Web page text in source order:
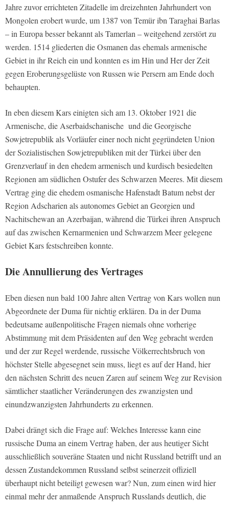
Jahre zuvor errichteten Zitadelle im dreizehnten Jahrhundert von
Mongolen erobert wurde, um 1387 von Temür ibn Taraghai Barlas
– in Europa besser bekannt als Tamerlan – weitgehend zerstört zu
werden. 1514 gliederten die Osmanen das ehemals armenische
Gebiet in ihr Reich ein und konnten es im Hin und Her der Zeit
gegen Eroberungsgelüste von Russen wie Persern am Ende doch
behaupten.
In eben diesem Kars einigten sich am 13. Oktober 1921 die
Armenische, die Aserbaidschanische und die Georgische
Sowjetrepublik als Vorläufer einer noch nicht gegründeten Union
der Sozialistischen Sowjetrepubliken mit der Türkei über den
Grenzverlauf in den ehedem armenisch und kurdisch besiedelten
Regionen am südlichen Ostufer des Schwarzen Meeres. Mit diesem
Vertrag ging die ehedem osmanische Hafenstadt Batum nebst der
Region Adscharien als autonomes Gebiet an Georgien und
Nachitschewan an Azerbaijan, während die Türkei ihren Anspruch
auf das zwischen Kernarmenien und Schwarzem Meer gelegene
Gebiet Kars festschreiben konnte.
Die Annullierung des Vertrages
Eben diesen nun bald 100 Jahre alten Vertrag von Kars wollen nun
Abgeordnete der Duma für nichtig erklären. Da in der Duma
bedeutsame außenpolitische Fragen niemals ohne vorherige
Abstimmung mit dem Präsidenten auf den Weg gebracht werden
und der zur Regel werdende, russische Völkerrechtsbruch von
höchster Stelle abgesegnet sein muss, liegt es auf der Hand, hier
den nächsten Schritt des neuen Zaren auf seinem Weg zur Revision
sämtlicher staatlicher Veränderungen des zwanzigsten und
einundzwanzigsten Jahrhunderts zu erkennen.
Dabei drängt sich die Frage auf: Welches Interesse kann eine
russische Duma an einem Vertrag haben, der aus heutiger Sicht
ausschließlich souveräne Staaten und nicht Russland betrifft und an
dessen Zustandekommen Russland selbst seinerzeit offiziell
überhaupt nicht beteiligt gewesen war? Nun, zum einen wird hier
einmal mehr der anmaßende Anspruch Russlands deutlich, die